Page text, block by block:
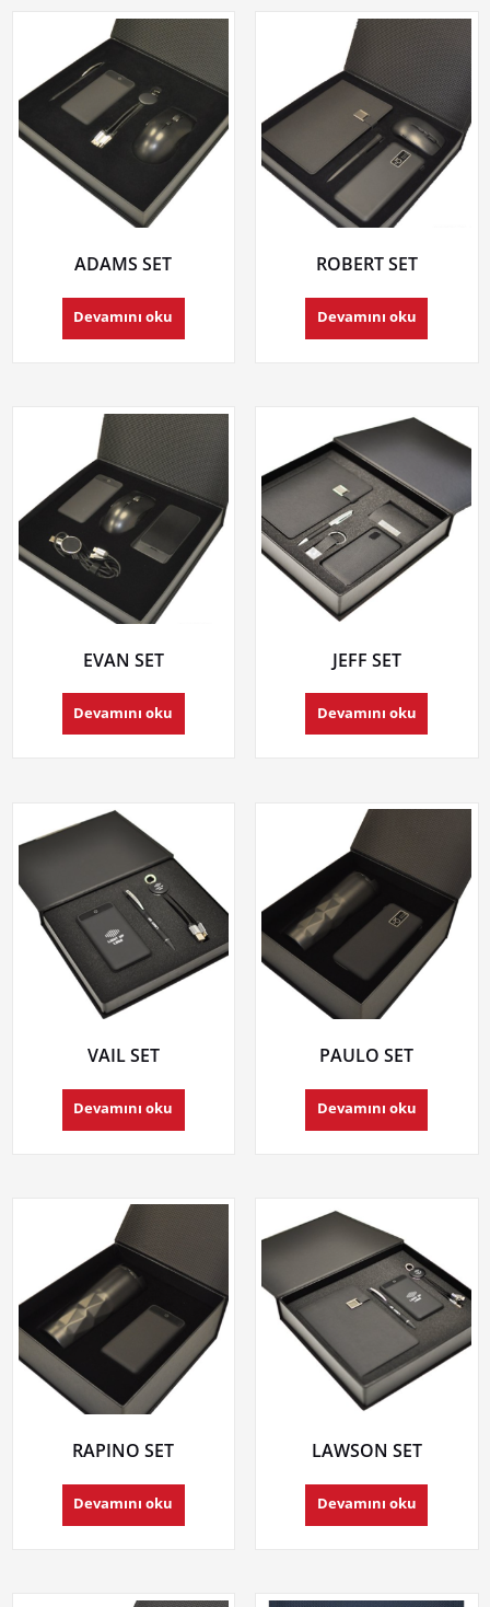
ADAMS SET
Devamını oku
ROBERT SET
Devamını oku
EVAN SET
Devamını oku
JEFF SET
Devamını oku
VAIL SET
Devamını oku
PAULO SET
Devamını oku
RAPINO SET
Devamını oku
LAWSON SET
Devamını oku